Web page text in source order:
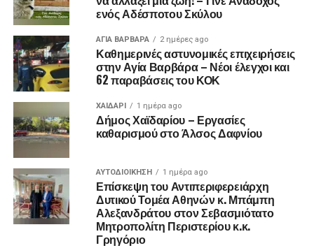
ενός Αδέσποτου Σκύλου
ΑΓΙΑ ΒΑΡΒΑΡΑ 2 ημέρες ago
Καθημερινές αστυνομικές επιχειρήσεις
στην Αγία Βαρβάρα – Νέοι έλεγχοι και
62 παραβάσεις του ΚΟΚ
ΧΑΪΔΑΡΙ 1 ημέρα ago
Δήμος Χαϊδαρίου – Εργασίες
καθαρισμού στο Άλσος Δαφνίου
ΑΥΤΟΔΙΟΊΚΗΣΗ 1 ημέρα ago
Επίσκεψη του Αντιπεριφερειάρχη
Δυτικού Τομέα Αθηνών κ. Μπάμπη
Αλεξανδράτου στον Σεβασμιότατο
Μητροπολίτη Περιστερίου κ.κ.
Γρηγόριο